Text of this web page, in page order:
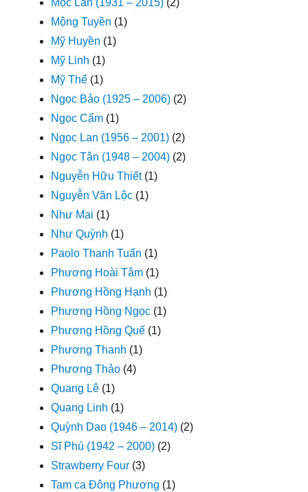
Mộc Lan (1931 – 2015) (2)
Mộng Tuyền (1)
Mỹ Huyền (1)
Mỹ Linh (1)
Mỹ Thể (1)
Ngọc Bảo (1925 – 2006) (2)
Ngọc Cẩm (1)
Ngọc Lan (1956 – 2001) (2)
Ngọc Tân (1948 – 2004) (2)
Nguyễn Hữu Thiết(1)
Nguyễn Văn Lộc (1)
Như Mai (1)
Như Quỳnh (1)
Paolo Thanh Tuấn (1)
Phương Hoài Tâm (1)
Phương Hồng Hạnh (1)
Phương Hồng Ngọc (1)
Phương Hồng Quế (1)
Phương Thanh (1)
Phương Thảo (4)
Quang Lê (1)
Quang Linh (1)
Quỳnh Dao (1946 – 2014) (2)
Sĩ Phú (1942 – 2000) (2)
Strawberry Four (3)
Tam ca Đông Phương (1)